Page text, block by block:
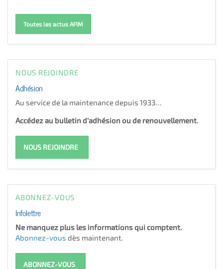
Toutes les actus AFIM
NOUS REJOINDRE
Adhésion
Au service de la maintenance depuis 1933…
Accédez au bulletin d'adhésion ou de renouvellement.
NOUS REJOINDRE
ABONNEZ-VOUS
Infolettre
Ne manquez plus les informations qui comptent.
Abonnez-vous dès maintenant.
ABONNEZ-VOUS